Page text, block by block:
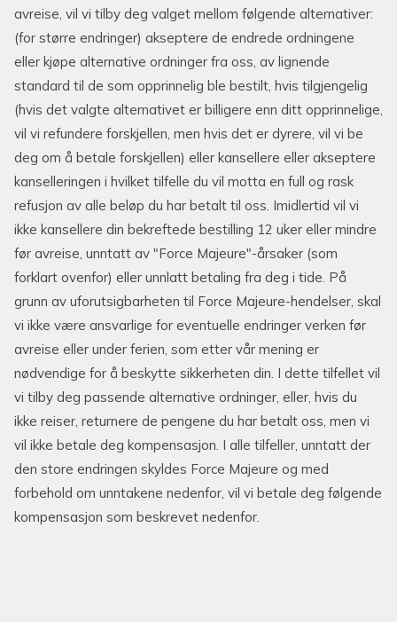
avreise, vil vi tilby deg valget mellom følgende alternativer:
(for større endringer) akseptere de endrede ordningene
eller kjøpe alternative ordninger fra oss, av lignende
standard til de som opprinnelig ble bestilt, hvis tilgjengelig
(hvis det valgte alternativet er billigere enn ditt opprinnelige,
vil vi refundere forskjellen, men hvis det er dyrere, vil vi be
deg om å betale forskjellen) eller kansellere eller akseptere
kanselleringen i hvilket tilfelle du vil motta en full og rask
refusjon av alle beløp du har betalt til oss. Imidlertid vil vi
ikke kansellere din bekreftede bestilling 12 uker eller mindre
før avreise, unntatt av "Force Majeure"-årsaker (som
forklart ovenfor) eller unnlatt betaling fra deg i tide. På
grunn av uforutsigbarheten til Force Majeure-hendelser, skal
vi ikke være ansvarlige for eventuelle endringer verken før
avreise eller under ferien, som etter vår mening er
nødvendige for å beskytte sikkerheten din. I dette tilfellet vil
vi tilby deg passende alternative ordninger, eller, hvis du
ikke reiser, returnere de pengene du har betalt oss, men vi
vil ikke betale deg kompensasjon. I alle tilfeller, unntatt der
den store endringen skyldes Force Majeure og med
forbehold om unntakene nedenfor, vil vi betale deg følgende
kompensasjon som beskrevet nedenfor.